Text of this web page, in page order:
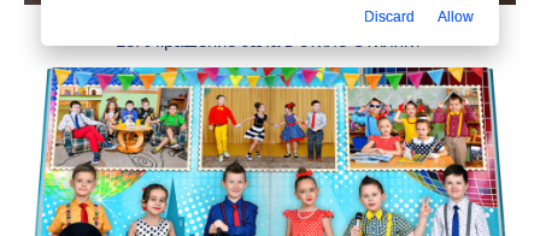
Discard Allow